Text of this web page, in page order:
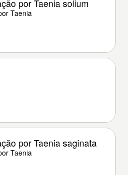
por Taenia solium
Taenia
por Taenia saginata
Taenia